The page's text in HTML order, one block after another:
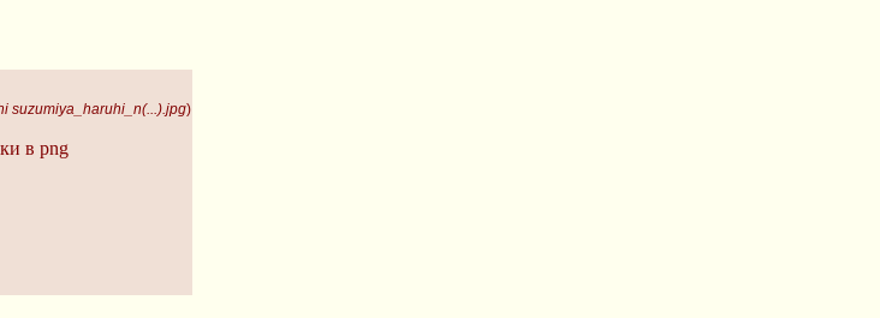
suzumiya_haruhi_n(...).jpg)
в png